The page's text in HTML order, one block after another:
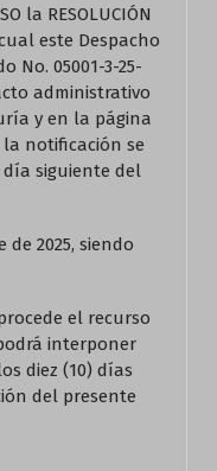
la RESOLUCIÓN
este Despacho
No. 05001-3-25-
administrativo
y en la página
notificación se
siguiente del
de 2025, siendo
el recurso
interponer
diez (10) días
del presente